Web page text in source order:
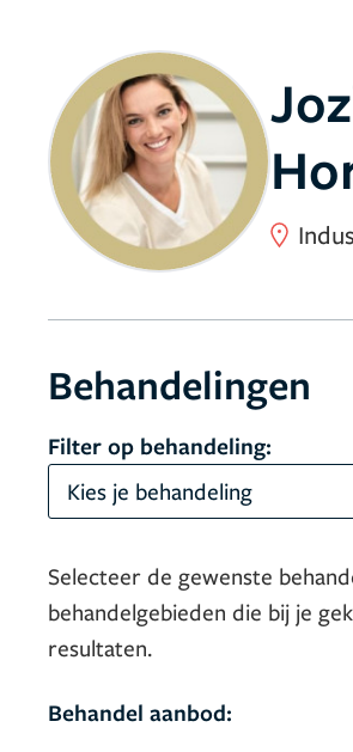
Behandelingen
Filter op behandeling:
Kies je behandeling
Selecteer de gewenste
behandelgebieden die bij je
resultaten.
Behandel aanbod: